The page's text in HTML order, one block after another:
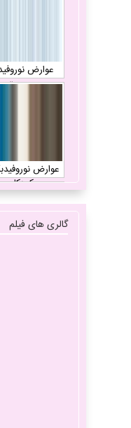
عوارض
چیست
عوارض
کودکان
گالری های فیلم